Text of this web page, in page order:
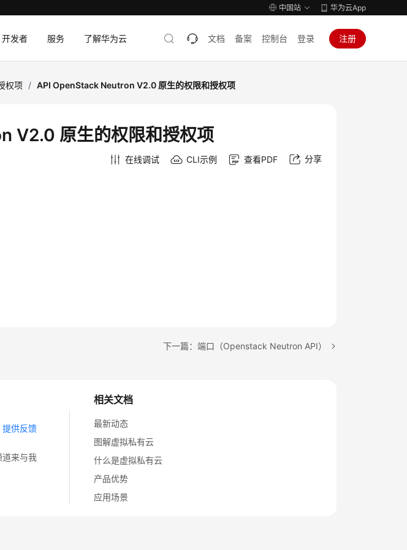
中国站 华为云App
开发者 服务 了解华为云 文档 备案 控制台 登录 注册
权项 / API OpenStack Neutron V2.0 原生的权限和授权项
V2.0 原生的权限和授权项
在线调试 CLI示例 查看PDF 分享
下一篇：端口（Openstack Neutron API）
相关文档
最新动态
图解虚拟私有云
什么是虚拟私有云
产品优势
应用场景
提供反馈
道来与我